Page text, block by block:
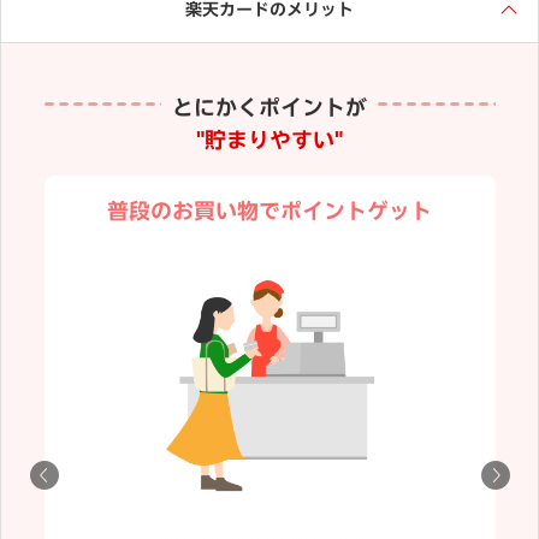
楽天カードのメリット
とにかくポイントが
"貯まりやすい"
普段のお買い物でポイントゲット